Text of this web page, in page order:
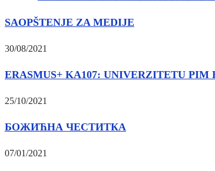
SAOPŠTENJE ZA MEDIJE
30/08/2021
ERASMUS+ KA107: UNIVERZITETU PIM
25/10/2021
БОЖИЋНА ЧЕСТИТКА
07/01/2021